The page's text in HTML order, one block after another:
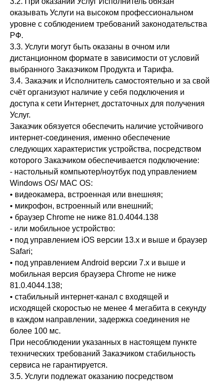
оказывать Услуги на высоком профессиональном
уровне с соблюдением требований законодательства
РФ.
3.3. Услуги могут быть оказаны в очном или
дистанционном формате в зависимости от условий
выбранного Заказчиком Продукта и Тарифа.
3.4. Заказчик и Исполнитель самостоятельно и за свой
счёт организуют наличие у себя подключения и
доступа к сети Интернет, достаточных для получения
Услуг.
Заказчик обязуется обеспечить наличие устойчивого
интернет-соединения, именно обеспечение
следующих характеристик устройства, посредством
которого Заказчиком обеспечивается подключение:
- настольный компьютер/ноутбук под управлением
Windows OS/ MAC OS:
• видеокамера, встроенная или внешняя;
• микрофон, встроенный или внешний;
• браузер Chrome не ниже 81.0.4044.138
- или мобильное устройство:
• под управлением iOS версии 13.x и выше и браузер
Safari;
• под управлением Android версии 7.x и выше и
мобильная версия браузера Chrome не ниже
81.0.4044.138;
• стабильный интернет-канал с входящей и
исходящей скоростью не менее 4 мегабита в секунду
в каждом направлении, задержка соединения не
более 100 мс.
При несоблюдении указанных в настоящем пункте
технических требований Заказчиком стабильность
сервиса не гарантируется.
3.5. Услуги подлежат оказанию посредством